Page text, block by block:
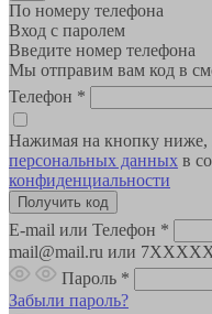
По номеру телефона
Вход с паролем
Введите номер телефона
Мы отправим вам код в
Телефон *
Нажимая на кнопку ниже,
персональных данных в
конфиденциальности
E-mail или Телефон *
mail@mail.ru или
Пароль *
Забыли пароль?